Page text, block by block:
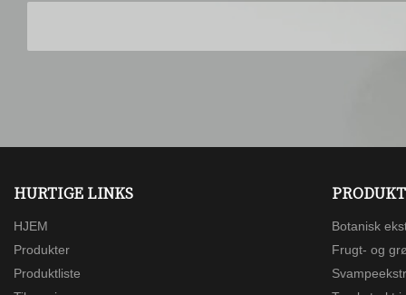
HURTIGE LINKS
HJEM
Produkter
Produktliste
Botanisk
Frugt- og